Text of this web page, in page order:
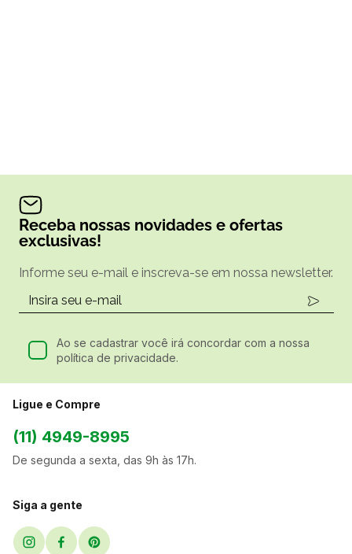
Receba nossas novidades e ofertas
exclusivas!
Informe seu e-mail e inscreva-se em nossa newsletter.
Ao se cadastrar você irá concordar com a nossa
política de privacidade.
Ligue e Compre
(11) 4949-8995
De segunda a sexta, das 9h às 17h.
Siga a gente